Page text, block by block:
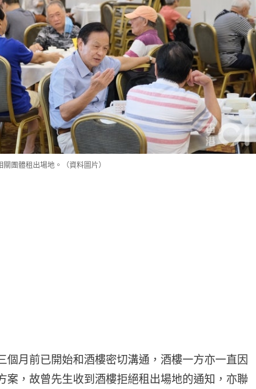
團體租出場地。（資料圖片）
個月前已開始和酒樓密切溝通，酒樓一方亦一直因
案，故曾先生收到酒樓拒絕租出場地的通知，亦聯